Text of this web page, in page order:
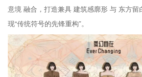
意境 融合，打造兼具 建筑感廓形 与 东方留
现“传统符号的先锋重构”。